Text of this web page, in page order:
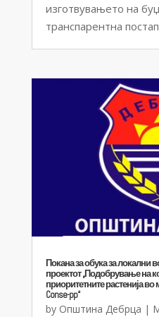
изготвувањето на
транспарентна
Покана за обука за локални
проектот „Подобрување на
приоритетните растенија во
Conse-pp“
by Општина Дебрца |